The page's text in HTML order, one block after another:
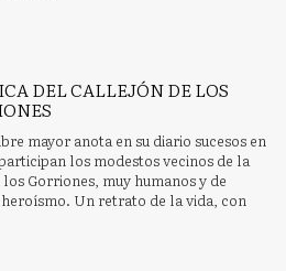
DEL CALLEJÓN DE LOS
mayor anota en su diario sucesos en
los modestos vecinos de la
Gorriones, muy humanos y de
Un retrato de la vida, con